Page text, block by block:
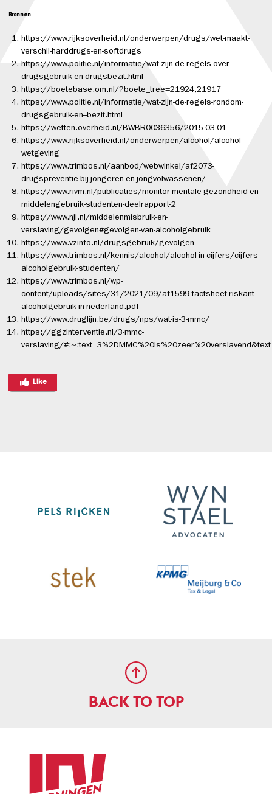
Bronnen
https://www.rijksoverheid.nl/onderwerpen/drugs/wet-maakt-
verschil-harddrugs-en-softdrugs
https://www.politie.nl/informatie/wat-zijn-de-regels-over-
drugsgebruik-en-drugsbezit.html
https://boetebase.om.nl/?boete_tree=21924,21917
https://www.politie.nl/informatie/wat-zijn-de-regels-rondom-
drugsgebruik-en--bezit.html
https://wetten.overheid.nl/BWBR0036356/2015-03-01
https://www.rijksoverheid.nl/onderwerpen/alcohol/alcohol-
wetgeving
https://www.trimbos.nl/aanbod/webwinkel/af2073-
drugspreventie-bij-jongeren-en-jongvolwassenen/
https://www.rivm.nl/publicaties/monitor-mentale-gezondheid-en-
middelengebruik-studenten-deelrapport-2
https://www.nji.nl/middelenmisbruik-en-
verslaving/gevolgen#gevolgen-van-alcoholgebruik
https://www.vzinfo.nl/drugsgebruik/gevolgen
https://www.trimbos.nl/kennis/alcohol/alcohol-in-cijfers/cijfers-
alcoholgebruik-studenten/
https://www.trimbos.nl/wp-
content/uploads/sites/31/2021/09/af1599-factsheet-riskant-
alcoholgebruik-in-nederland.pdf
https://www.druglijn.be/drugs/nps/wat-is-3-mmc/
https://ggzinterventie.nl/3-mmc-
verslaving/
Like
BACK TO TOP